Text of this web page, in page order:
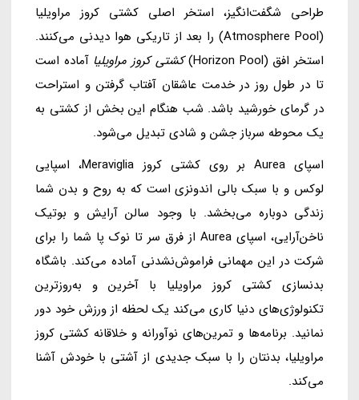
طراحی شگفت‌انگیز، استخر اصلی کشتی کروز مراویلیا
(Atmosphere Pool) را بعد از تاریکی هوا دیدنی می‌کنند.
استخر افق (Horizon Pool)
کشتی کروز مراویلیا آماده است
تا در طول روز در خدمت عاشقان آفتاب گرفتن و استراحت
در گرمای خورشید باشد. شب هنگام این بخش از کشتی به
یک محوطه سرباز جشن و شادی تبدیل می‌شود.
اسپای Aurea بر روی کشتی کروز Meraviglia، اسپایی
لوکس و با سبک بالی اندونزی است که به روح و بدن شما
زندگی دوباره می‌بخشد. با وجود سالن آرایش و بوتیک
ناخن‌آرایی، اسپای Aurea از فرق سر تا نوک پا شما را برای
شرکت در این مهمانی فراموش‌نشدنی آماده می‌کند. باشگاه
بدنسازی کشتی کروز مراویلیا با آخرین و به‌روزترین
تکنولوژی‌های دنیا کاری می‌کند یک لحظه از ورزش خود دور
نمانید. برنامه‌ها و تمرین‌های نوآورانه و خلاقانه کشتی کروز
مراویلیا، بدنتان را با سبک جدیدی از آشتی با خودش آشنا
می‌کند.